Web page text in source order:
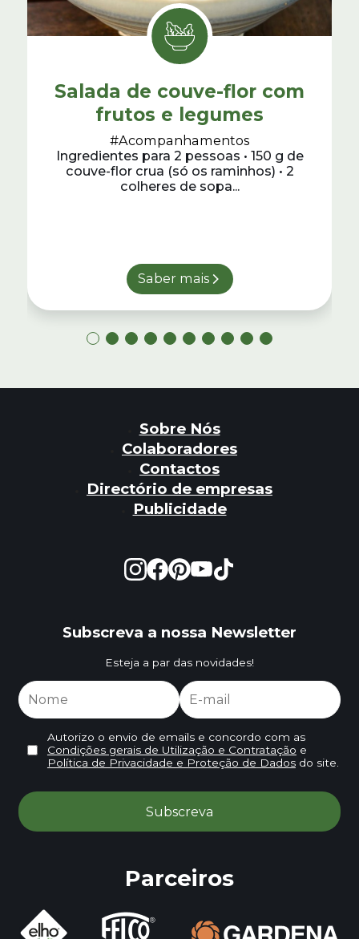
Salada de couve-flor com
frutos e legumes
#Acompanhamentos
Ingredientes para 2 pessoas • 150 g de
couve-flor crua (só os raminhos) • 2
colheres de sopa...
Saber mais
Sobre Nós
Colaboradores
Contactos
Directório de empresas
Publicidade
Subscreva a nossa Newsletter
Esteja a par das novidades!
Autorizo o envio de emails e concordo com as
Condições gerais de Utilização e Contratação e
Política de Privacidade e Proteção de Dadosdo site.
Parceiros